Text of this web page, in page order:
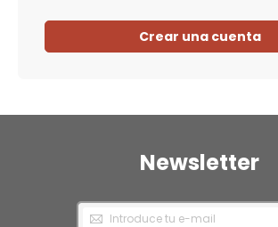
Crear una cuenta
Newsletter
Inscríbase